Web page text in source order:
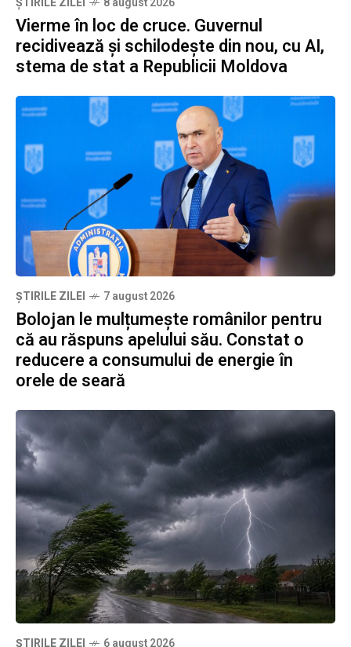
Vierme în loc de cruce. Guvernul
recidivează și schilodește din nou, cu AI,
stema de stat a Republicii Moldova
ȘTIRILE ZILEI 7 august 2026
Bolojan le mulțumește românilor pentru
că au răspuns apelului său. Constat o
reducere a consumului de energie în
orele de seară
ȘTIRILE ZILEI 6 august 2026